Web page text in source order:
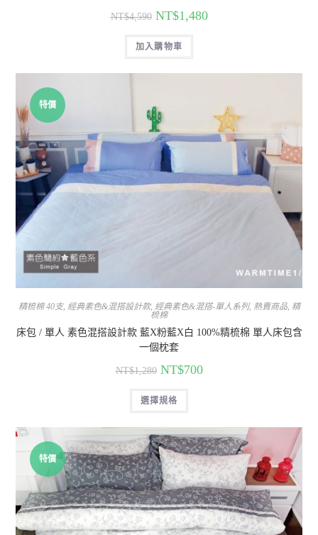
NT$4,590 NT$1,480
加入購物車
特價
精梳棉 40支, 經典素色&混搭設計款, 經典素色&混搭-單人系列, 熱賣商品, 精
梳棉
床包 / 單人 素色混搭設計款 藍X粉藍X白 100%精梳棉 單人床包含
一個枕套
NT$1,280 NT$700
選擇規格
特價